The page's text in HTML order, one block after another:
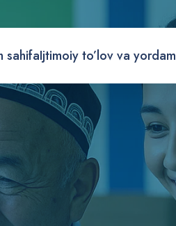
sahifaIjtimoiy to’lov va yordam